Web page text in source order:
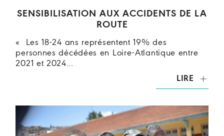
SENSIBILISATION AUX ACCIDENTS DE LA
ROUTE
« Les 18-24 ans représentent 19% des
personnes décédées en Loire-Atlantique entre
2021 et 2024…
LIRE